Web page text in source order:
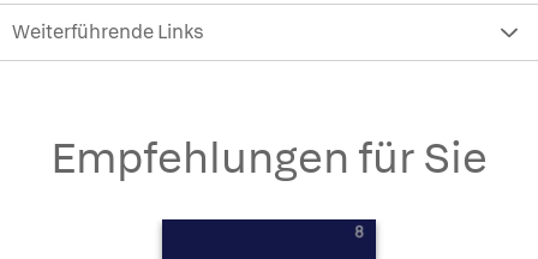
Weiterführende Links
Empfehlungen für Sie